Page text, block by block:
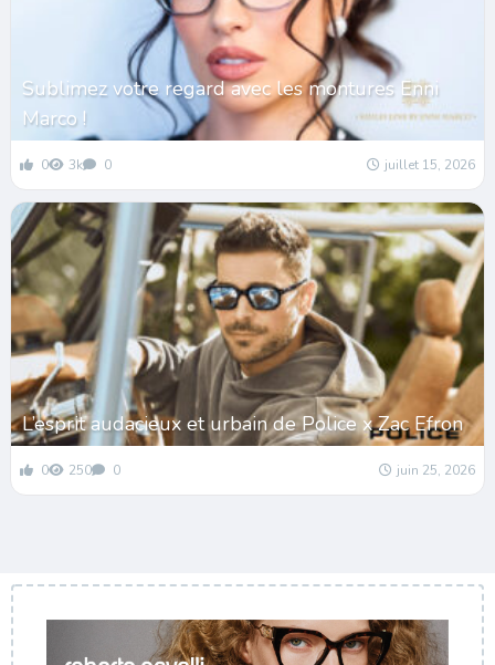
Sublimez votre regard avec les montures Enni
Marco !
0 3k 0 juillet 15, 2026
L’esprit audacieux et urbain de Police x Zac Efron
0 250 0 juin 25, 2026